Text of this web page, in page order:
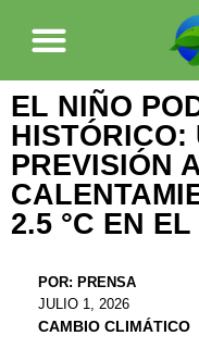
EL NIÑO
HISTÓRICO:
PREVISIÓN
2.5 °C EN
POR: PRENSA
JULIO 1, 2026
CAMBIO CLIMÁTICO